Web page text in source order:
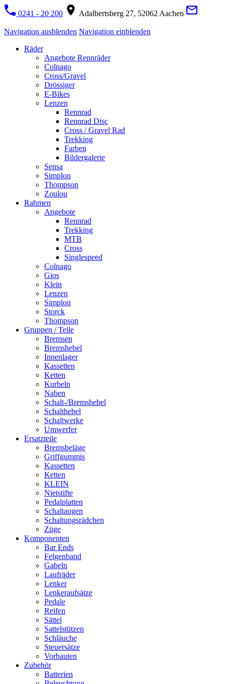
0241 - 20 200 Adalbertsberg 27, 52062 Aachen
Navigation ausblenden Navigation einblenden
Räder
Angebote Rennräder
Colnago
Cross/Gravel
Drössiger
E-Bikes
Lenzen
Rennrad
Rennrad Disc
Cross / Gravel Rad
Trekking
Farben
Bildergalerie
Sensa
Simplon
Thompson
Zoulou
Rahmen
Angebote
Rennrad
Trekking
MTB
Cross
Singlespeed
Colnago
Gios
Klein
Lenzen
Simplon
Storck
Thompson
Gruppen / Teile
Bremsen
Bremshebel
Innenlager
Kassetten
Ketten
Kurbeln
Naben
Schalt-/Bremshebel
Schalthebel
Schaltwerke
Umwerfer
Ersatzteile
Bremsbeläge
Griffgummis
Kassetten
Ketten
KLEIN
Nietstifte
Pedalplatten
Schaltaugen
Schaltungsrädchen
Züge
Komponenten
Bar Ends
Felgenband
Gabeln
Laufräder
Lenker
Lenkeraufsätze
Pedale
Reifen
Sättel
Sattelstützen
Schläuche
Steuersätze
Vorbauten
Zubehör
Batterien